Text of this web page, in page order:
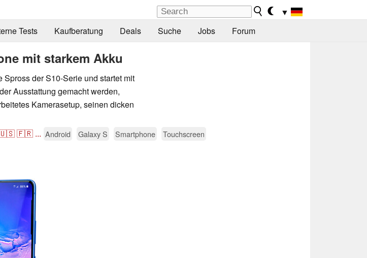
▼
Tests Kaufberatung Deals Suche Jobs Forum
mit starkem Akku
der S10-Serie und startet mit
Ausstattung gemacht werden,
Kamerasetup, seinen dicken
🇫🇷 ... Android Galaxy S Smartphone Touchscreen